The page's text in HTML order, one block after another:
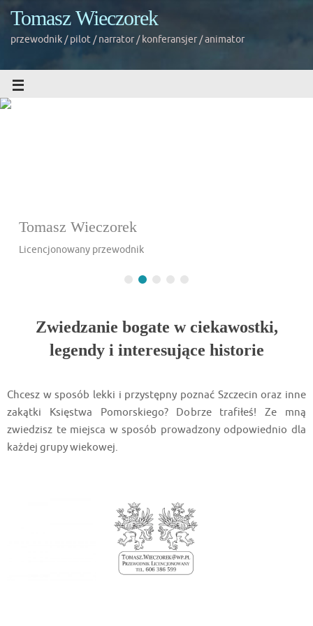
Tomasz Wieczorek
przewodnik / pilot / narrator / konferansjer / animator
Tomasz Wieczorek
Licencjonowany przewodnik
Zwiedzanie bogate w ciekawostki,
legendy i interesujące historie
Chcesz w sposób lekki i przystępny poznać Szczecin oraz inne
zakątki Księstwa Pomorskiego? Dobrze trafiłeś! Ze mną
zwiedzisz te miejsca w sposób prowadzony odpowiednio dla
każdej grupy wiekowej.